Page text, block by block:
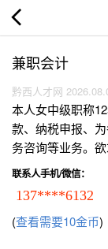
兼职会计
黔西人才网
本人女中级职称
款、纳税申报、
务咨询等业务。
联系人手机/微信：
137****6132
(查看需要10金币)